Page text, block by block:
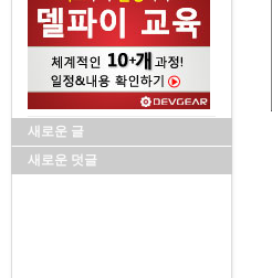
새로운 글
새로운 덧글